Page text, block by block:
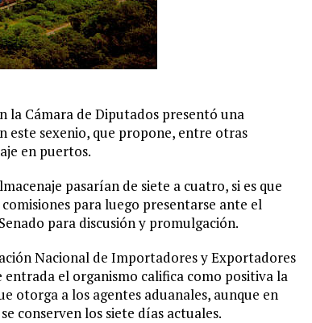
la Cámara de Diputados presentó una
este sexenio, que propone, entre otras
en puertos.
pasarían de siete a cuatro, si es que
para luego presentarse ante el
para discusión y promulgación.
Nacional de Importadores y Exportadores
el organismo califica como positiva la
otorga a los agentes aduanales, aunque en
conserven los siete días actuales.